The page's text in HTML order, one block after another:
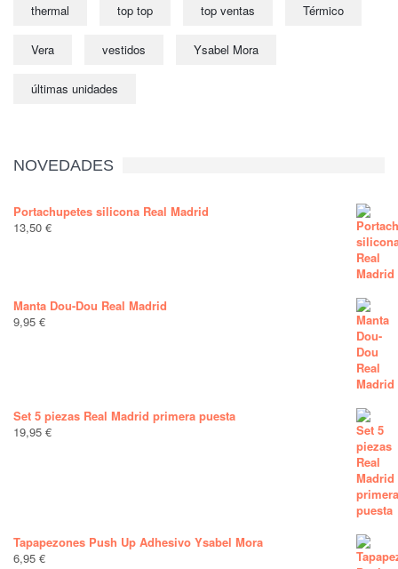
thermal top top top ventas Térmico
Vera vestidos Ysabel Mora
últimas unidades
NOVEDADES
Portachupetes silicona Real Madrid
13,50 €
Manta Dou-Dou Real Madrid
9,95 €
Set 5 piezas Real Madrid primera puesta
19,95 €
Tapapezones Push Up Adhesivo Ysabel Mora
6,95 €